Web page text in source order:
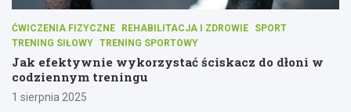
ĆWICZENIA FIZYCZNE REHABILITACJA I ZDROWIE
SPORT
TRENING SIŁOWY TRENING SPORTOWY
Jak efektywnie wykorzystać ściskacz do dłoni w
codziennym treningu
1 sierpnia 2025